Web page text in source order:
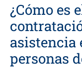
¿Cómo es
asistencia
personas